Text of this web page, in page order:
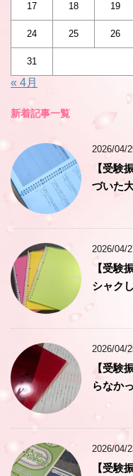
17 18 19
24 25 26
31
« 4月
新着記事一覧
2026/04/
【受験
づいた
2026/04/
【受験
シャク
2026/04/
【受験
らなか
2026/04/
【受験